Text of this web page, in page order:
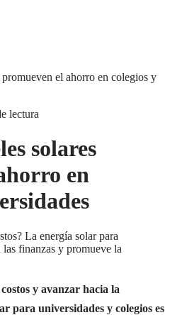
el ahorro en colegios y
lectura
solares
en
La energía solar para
finanzas y promueve la
y avanzar hacia la
para universidades y colegios es